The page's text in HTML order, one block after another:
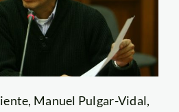
Manuel Pulgar-Vidal,